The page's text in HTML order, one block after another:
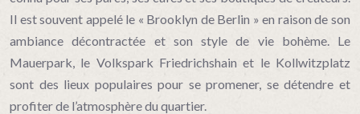
Il est souvent appelé le « Brooklyn de Berlin » en raison de son
ambiance décontractée et son style de vie bohème. Le
Mauerpark, le Volkspark Friedrichshain et le Kollwitzplatz
sont des lieux populaires pour se promener, se détendre et
profiter de l’atmosphère du quartier.